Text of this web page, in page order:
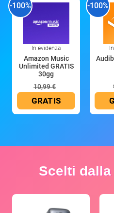
-100%
In evidenza
Amazon Music
Unlimited GRATIS
30gg
10,99 €
GRATIS
-100%
Scelti